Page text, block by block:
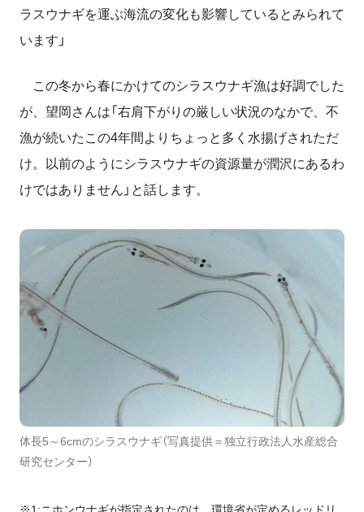
ラスウナギを運ぶ海流の変化も影響しているとみられて
います」
この冬から春にかけてのシラスウナギ漁は好調でした
が、望岡さんは「右肩下がりの厳しい状況のなかで、不
漁が続いたこの4年間よりちょっと多く水揚げされただ
け。以前のようにシラスウナギの資源量が潤沢にあるわ
けではありません」と話します。
体長5～6cmのシラスウナギ（写真提供＝独立行政法人水産総合
研究センター）